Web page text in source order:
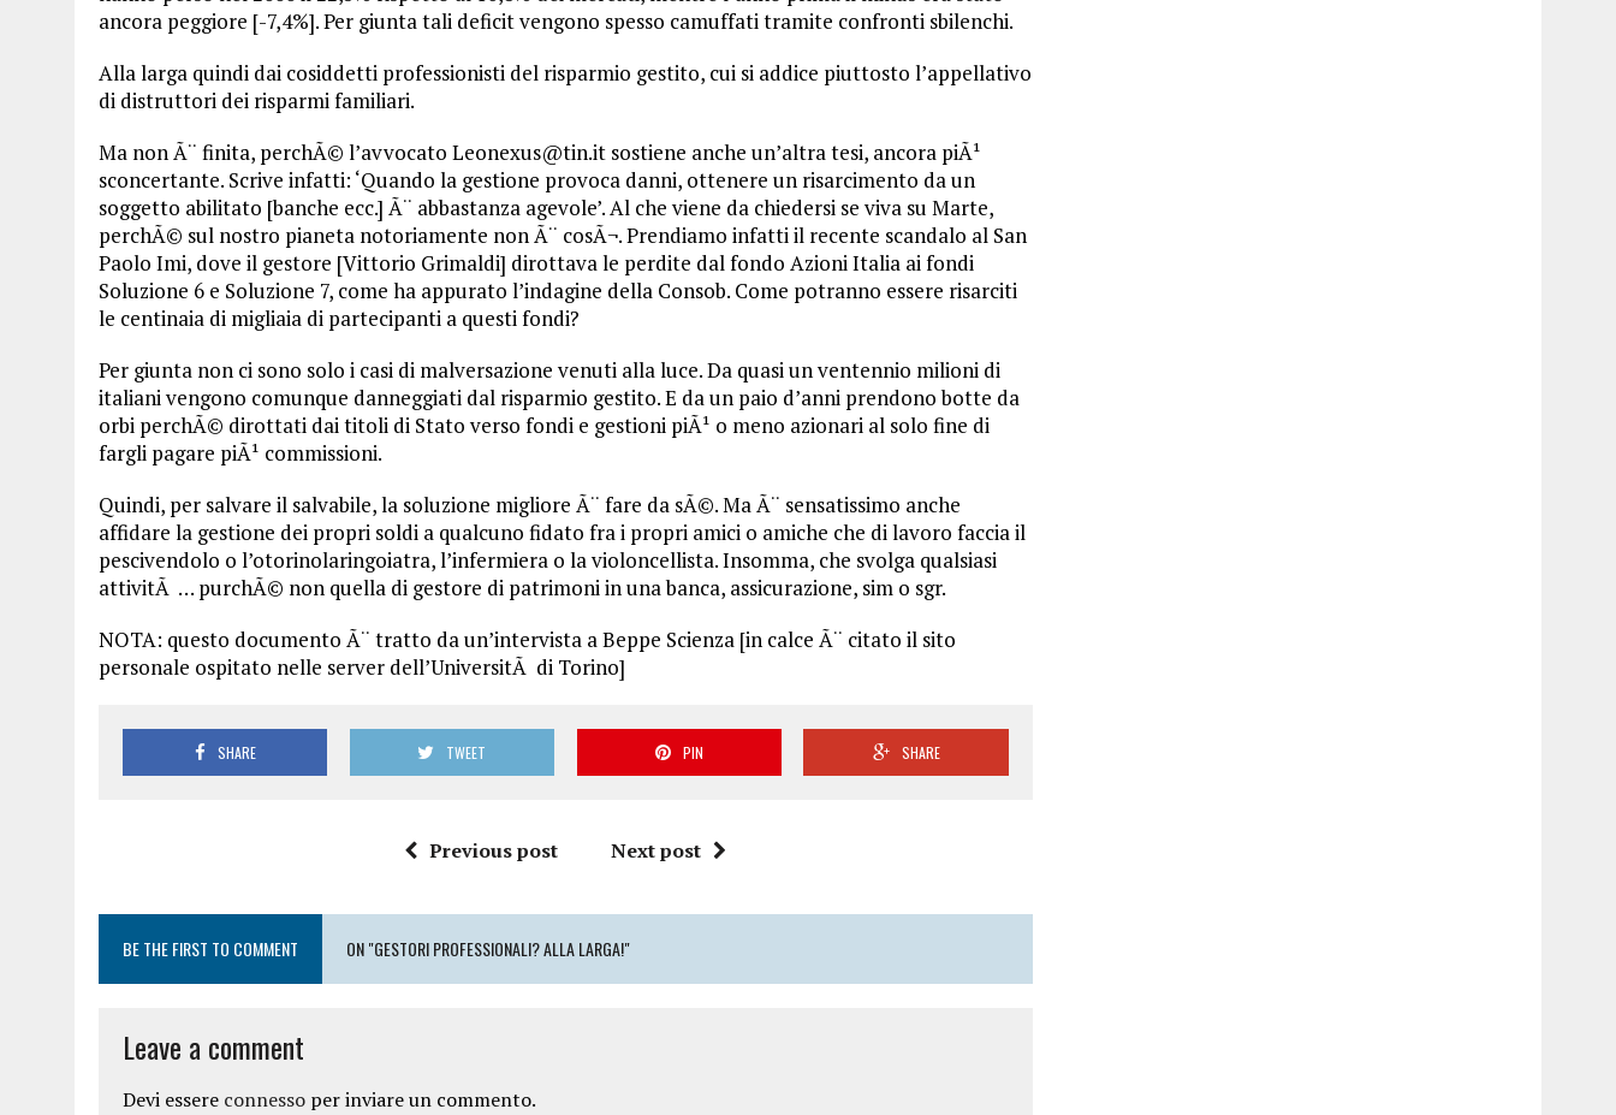
ancora peggiore [-7,4%]. Per giunta tali deficit vengono spesso camuffati tramite confronti sbilenchi.
Alla larga quindi dai cosiddetti professionisti del risparmio gestito, cui si addice piuttosto l’appellativo
di distruttori dei risparmi familiari.
Ma non Ã¨ finita, perchÃ© l’avvocato Leonexus@tin.it sostiene anche un’altra tesi, ancora piÃ¹
sconcertante. Scrive infatti: ‘Quando la gestione provoca danni, ottenere un risarcimento da un
soggetto abilitato [banche ecc.] Ã¨ abbastanza agevole’. Al che viene da chiedersi se viva su Marte,
perchÃ© sul nostro pianeta notoriamente non Ã¨ cosÃ¬. Prendiamo infatti il recente scandalo al San
Paolo Imi, dove il gestore [Vittorio Grimaldi] dirottava le perdite dal fondo Azioni Italia ai fondi
Soluzione 6 e Soluzione 7, come ha appurato l’indagine della Consob. Come potranno essere risarciti
le centinaia di migliaia di partecipanti a questi fondi?
Per giunta non ci sono solo i casi di malversazione venuti alla luce. Da quasi un ventennio milioni di
italiani vengono comunque danneggiati dal risparmio gestito. E da un paio d’anni prendono botte da
orbi perchÃ© dirottati dai titoli di Stato verso fondi e gestioni piÃ¹ o meno azionari al solo fine di
fargli pagare piÃ¹ commissioni.
Quindi, per salvare il salvabile, la soluzione migliore Ã¨ fare da sÃ©. Ma Ã¨ sensatissimo anche
affidare la gestione dei propri soldi a qualcuno fidato fra i propri amici o amiche che di lavoro faccia il
pescivendolo o l’otorinolaringoiatra, l’infermiera o la violoncellista. Insomma, che svolga qualsiasi
attivitÃ … purchÃ© non quella di gestore di patrimoni in una banca, assicurazione, sim o sgr.
NOTA: questo documento Ã¨ tratto da un’intervista a Beppe Scienza [in calce Ã¨ citato il sito
personale ospitato nelle server dell’UniversitÃ di Torino]
SHARE TWEET PIN SHARE
Previous post Next post
BE THE FIRST TO COMMENT ON "GESTORI PROFESSIONALI? ALLA LARGA!"
Leave a comment
Devi essere connesso per inviare un commento.